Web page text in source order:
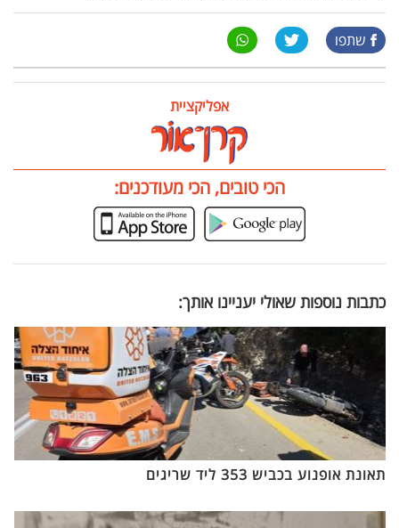
שתפו
אפליקציית
הכי טובים, הכי מעודכנים:
כתבות נוספות שאולי יעניינו אותך:
תאונת אופנוע בכביש 353 ליד שריגים